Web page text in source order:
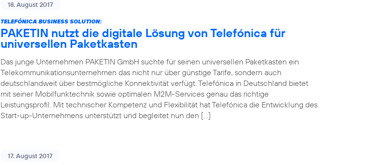
18. August 2017
TELEFÓNICA BUSINESS SOLUTION:
PAKETIN nutzt die digitale Lösung von Telefónica für
universellen Paketkasten
Das junge Unternehmen PAKETIN GmbH suchte für seinen universellen Paketkasten ein
Telekommunikationsunternehmen das nicht nur über günstige Tarife, sondern auch
deutschlandweit über bestmögliche Konnektivität verfügt. Telefónica in Deutschland bietet
mit seiner Mobilfunktechnik sowie optimalen M2M-Services genau das richtige
Leistungsprofil. Mit technischer Kompetenz und Flexibilität hat Telefónica die Entwicklung des
Start-up-Unternehmens unterstützt und begleitet nun den […]
17. August 2017